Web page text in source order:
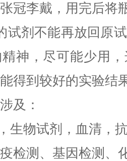
冠李戴，用完后将
试剂不能再放回原
神，尽可能少用
得到较好的实验结
及：
生物试剂，血清，
检测、基因检测、